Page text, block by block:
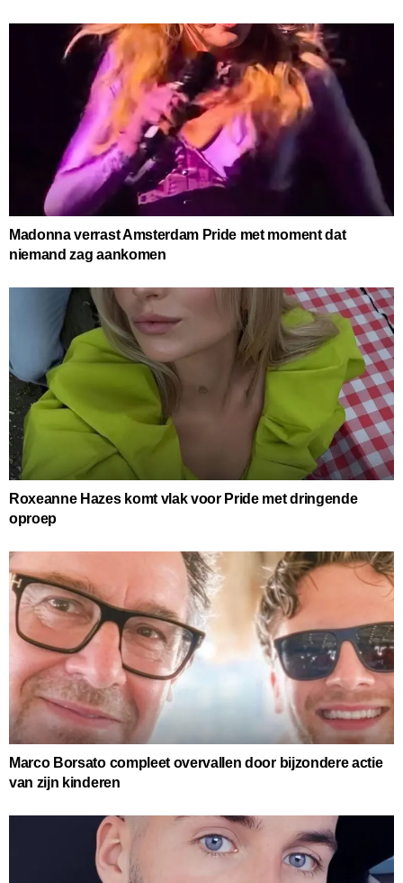
Madonna verrast Amsterdam Pride met moment dat
niemand zag aankomen
Roxeanne Hazes komt vlak voor Pride met dringende
oproep
Marco Borsato compleet overvallen door bijzondere actie
van zijn kinderen